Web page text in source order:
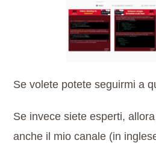
Se volete potete seguirmi a
Se invece siete esperti,
anche il mio canale (in